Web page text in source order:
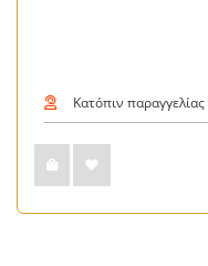
Κατόπιν παραγγελίας